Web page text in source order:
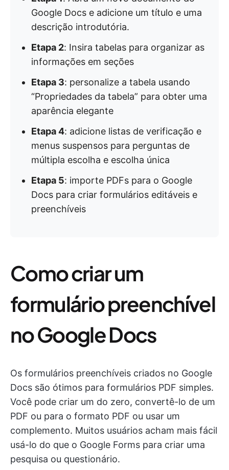
Google Docs e adicione um título e uma
descrição introdutória.
Etapa 2: Insira tabelas para organizar as
informações em seções
Etapa 3: personalize a tabela usando
“Propriedades da tabela” para obter uma
aparência elegante
Etapa 4: adicione listas de verificação e
menus suspensos para perguntas de
múltipla escolha e escolha única
Etapa 5: importe PDFs para o Google
Docs para criar formulários editáveis e
preenchíveis
Como criar um
formulário preenchível
no Google Docs
Os formulários preenchíveis criados no Google
Docs são ótimos para formulários PDF simples.
Você pode criar um do zero, convertê-lo de um
PDF ou para o formato PDF ou usar um
complemento. Muitos usuários acham mais fácil
usá-lo do que o Google Forms para criar uma
pesquisa ou questionário.